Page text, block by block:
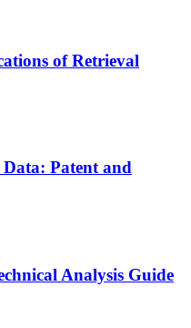
of Retrieval
Patent and
Analysis Guide